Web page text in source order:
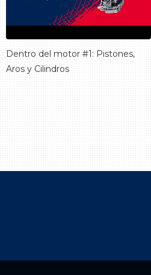
Dentro del motor #1: Pistones,
Aros y Cilindros